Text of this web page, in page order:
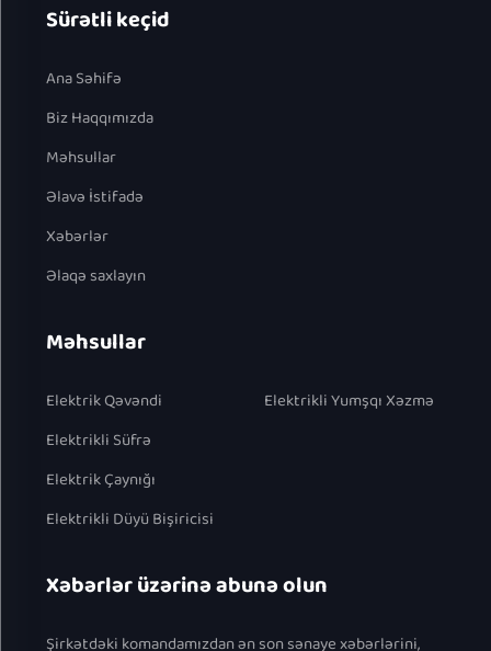
Sürətli keçid
Ana Səhifə
Biz Haqqımızda
Məhsullar
Əlavə İstifadə
Xəbərlər
Əlaqə saxlayın
Məhsullar
Elektrik Qəvəndi
Elektrikli Süfrə
Elektrik Çaynığı
Elektrikli Düyü Bişiricisi
Elektrikli Yumşqı Xəzmə
Xəbərlər üzərinə abunə olun
Şirkətdəki komandamızdan ən son sənaye xəbərlərini,